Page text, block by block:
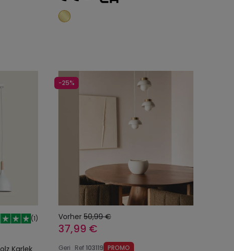
(1)
Karlek
-25%
Vorher 50,99 €
37,99 €
Geri Ref103119 PROMO